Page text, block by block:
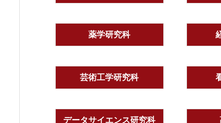
薬学研究科
芸術工学研究科
データサイエンス研究科